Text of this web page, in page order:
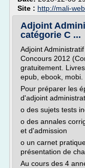
Site : http://mali-
Adjoint
catégorie C ...
Adjoint
Concours 2012
gratuitement.
epub, ebook, mobi.
Pour préparer les
d'adjoint
o des sujets tests
o des annales
et d'admission
o un carnet
présentation de
Au cours des 4